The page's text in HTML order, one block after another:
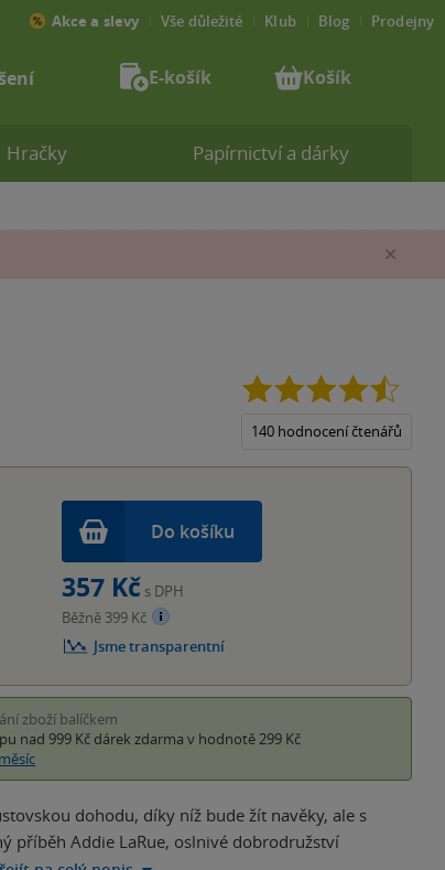
5
140 hodnocení čtenářů
Do košíku
357 Kč s DPH
Běžně 399 Kč
Jsme transparentní
zboží balíčkem
nad 999 Kč dárek zdarma v hodnotě 299 Kč
dohodu, díky níž bude žít navěky, ale s
příběh Addie LaRue, oslnivé dobrodružství
Hračky Papírnictví a dárky
Akce a slevy Vše důležité Klub Blog Prodejny
E-košík Košík